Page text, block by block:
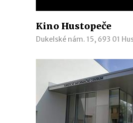
Kino Hustopeče
Dukelské nám. 15, 693 01